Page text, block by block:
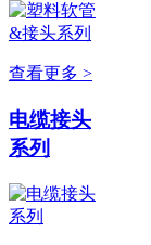
查看更多 >
电缆接头
系列